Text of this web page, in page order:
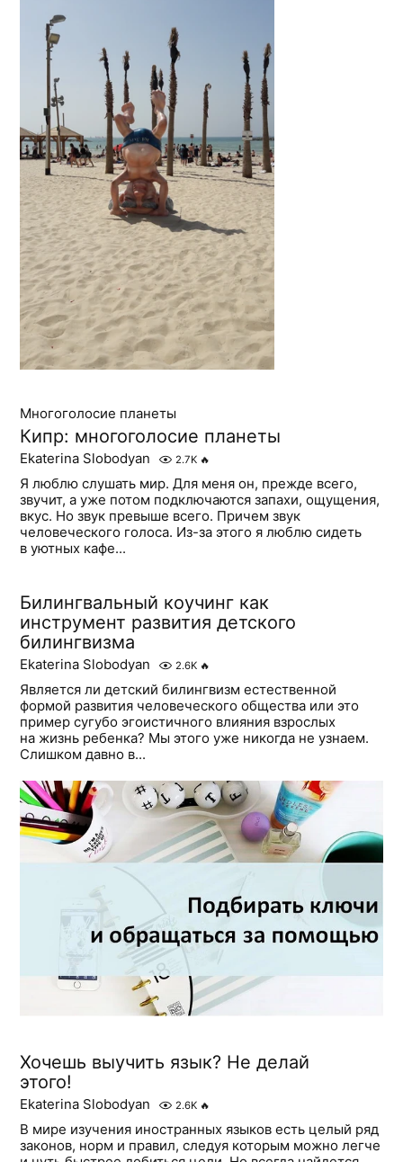
Многоголосие планеты
Кипр: многоголосие планеты
Ekaterina Slobodyan 2.7K 🔥
Я люблю слушать мир. Для меня он, прежде всего,
звучит, а уже потом подключаются запахи, ощущения,
вкус. Но звук превыше всего. Причем звук
человеческого голоса. Из-за этого я люблю сидеть
в уютных кафе...
Билингвальный коучинг как
инструмент развития детского
билингвизма
Ekaterina Slobodyan 2.6K 🔥
Является ли детский билингвизм естественной
формой развития человеческого общества или это
пример сугубо эгоистичного влияния взрослых
на жизнь ребенка? Мы этого уже никогда не узнаем.
Слишком давно в...
Хочешь выучить язык? Не делай
этого!
Ekaterina Slobodyan 2.6K 🔥
В мире изучения иностранных языков есть целый ряд
законов, норм и правил, следуя которым можно легче